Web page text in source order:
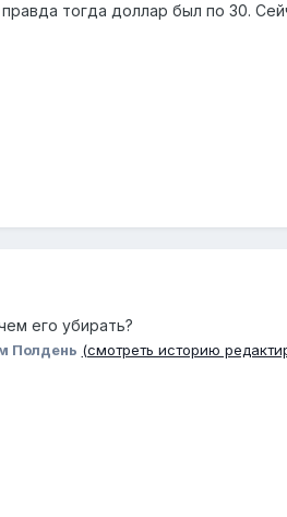
тогда доллар был по 30.
его убирать?
Полдень (смотреть историю